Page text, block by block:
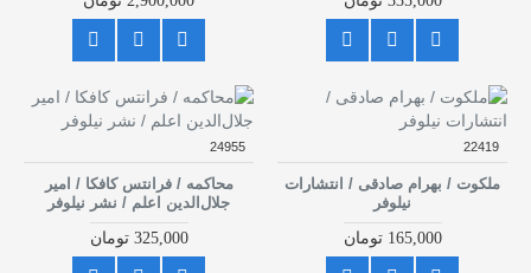
22419
ملکوت / بهرام صادقی / انتشارات
نیلوفر
165,000 تومان
24955
محاکمه / فرانتس کافکا / امیر
جلال‌الدین اعلم / نشر نیلوفر
325,000 تومان